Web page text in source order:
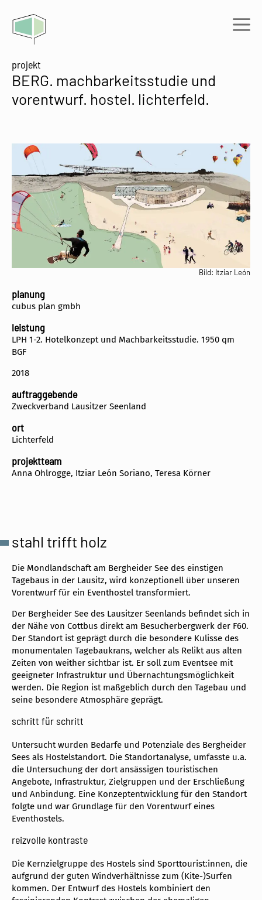
Inhalt
springen
projekt
BERG. machbarkeitsstudie und
vorentwurf. hostel. lichterfeld.
Bild: Itziar León
planung
cubus plan gmbh
leistung
LPH 1-2. Hotelkonzept und Machbarkeitsstudie. 1950 qm
BGF
2018
auftraggebende
Zweckverband Lausitzer Seenland
ort
Lichterfeld
projektteam
Anna Ohlrogge, Itziar León Soriano, Teresa Körner
stahl trifft holz
Die Mondlandschaft am Bergheider See des einstigen
Tagebaus in der Lausitz, wird konzeptionell über unseren
Vorentwurf für ein Eventhostel transformiert.
Der Bergheider See des Lausitzer Seenlands befindet sich in
der Nähe von Cottbus direkt am Besucherbergwerk der F60.
Der Standort ist geprägt durch die besondere Kulisse des
monumentalen Tagebaukrans, welcher als Relikt aus alten
Zeiten von weither sichtbar ist. Er soll zum Eventsee mit
geeigneter Infrastruktur und Übernachtungsmöglichkeit
werden. Die Region ist maßgeblich durch den Tagebau und
seine besondere Atmosphäre geprägt.
schritt für schritt
Untersucht wurden Bedarfe und Potenziale des Bergheider
Sees als Hostelstandort. Die Standortanalyse, umfasste u.a.
die Untersuchung der dort ansässigen touristischen
Angebote, Infrastruktur, Zielgruppen und der Erschließung
und Anbindung. Eine Konzeptentwicklung für den Standort
folgte und war Grundlage für den Vorentwurf eines
Eventhostels.
reizvolle kontraste
Die Kernzielgruppe des Hostels sind Sporttourist:innen, die
aufgrund der guten Windverhältnisse zum (Kite-)Surfen
kommen. Der Entwurf des Hostels kombiniert den